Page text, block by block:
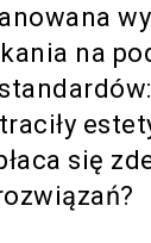
na
się